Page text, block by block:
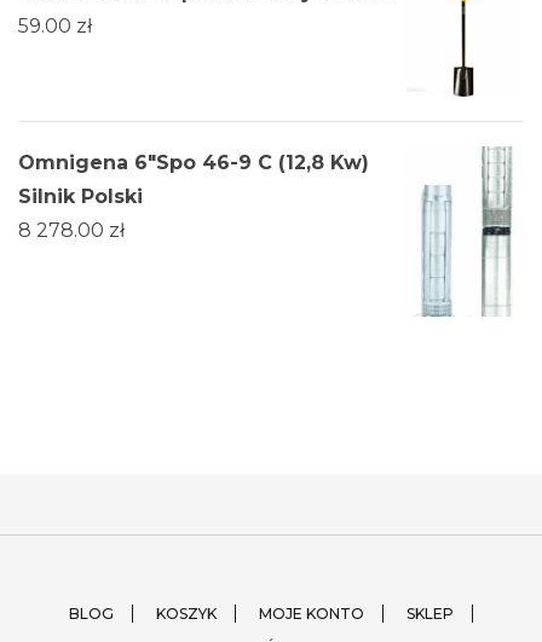
59.00 zł
Omnigena 6"Spo 46-9 C (12,8 Kw)
Silnik Polski
8 278.00 zł
BLOG KOSZYK MOJE KONTO
SKLEP